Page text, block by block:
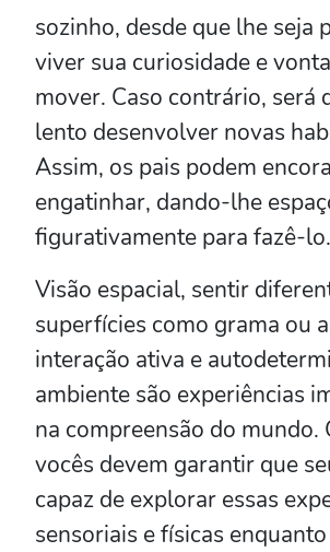
sozinho, desde que lhe seja
viver sua curiosidade e
mover. Caso contrário, será
lento desenvolver novas
Assim, os pais podem
engatinhar, dando-lhe
figurativamente para fazê-lo.
Visão espacial, sentir
superfícies como grama ou
interação ativa e
ambiente são experiências
na compreensão do mundo.
vocês devem garantir que
capaz de explorar essas
sensoriais e físicas